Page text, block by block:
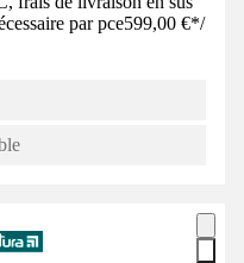
par pce599,00 €*/